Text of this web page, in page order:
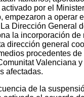
por el
empezaron a operar
Dirección General
la incorporación
dirección general
procedentes
Valenciana
afectadas.
de la